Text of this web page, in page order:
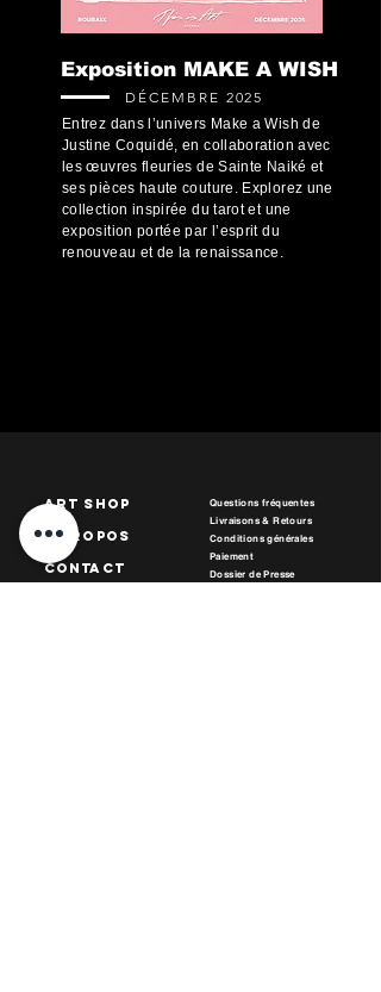
Exposition MAKE A WISH
DÉCEMBRE 2025
Entrez dans l’univers Make a Wish de
Justine Coquidé, en collaboration avec
les œuvres fleuries de Sainte Naiké et
ses pièces haute couture. Explorez une
collection inspirée du tarot et une
exposition portée par l’esprit du
renouveau et de la renaissance.
art Shop
A propos
Contact
Questions fréquentes
Livraisons & Retours
Conditions générales
Paiement
Dossier de Presse